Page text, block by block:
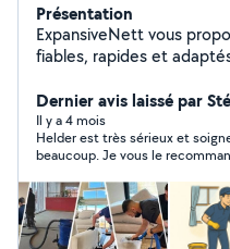
Présentation
ExpansiveNett vous
fiables, rapides et
Dernier avis laissé par
Il y a 4 mois
Helder est très sérieux et